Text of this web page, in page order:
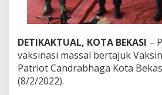
o
o
s
t
e
r
S
DETIKAKTUAL, KOTA BEKASI –
vaksinasi massal bertajuk
Patriot Candrabhaga Kota
(8/2/2022).